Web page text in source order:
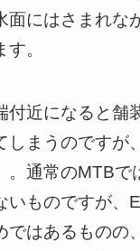
面にはさまれな
。
付近になると舗
しまうのですが
。通常のMTBで
いものですが、
ではあるものの